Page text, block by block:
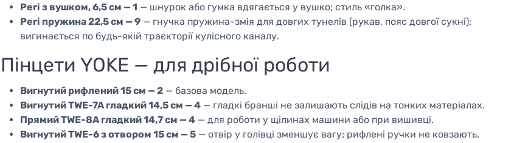
Peri з вушком, 6,5 см — 1 — шнурок або гумка вдягається у вушко; стиль «голка».
Peri пружина 22,5 см — 9 — гнучка пружина-змія для довгих тунелів (рукав, пояс довгої сукні):
вигинається по будь-якій траєкторії кулісного каналу.
Пінцети YOKE — для дрібної роботи
Вигнутий рифлений 15 см — 2 — базова модель.
Вигнутий TWE-7A гладкий 14,5 см — 4 — гладкі бранші не залишають слідів на тонких матеріалах.
Прямий TWE-8A гладкий 14,7 см — 4 — для роботи у щілинах машини або при вишивці.
Вигнутий TWE-6 з отвором 15 см — 5 — отвір у голівці зменшує вагу; рифлені ручки не ковзають.